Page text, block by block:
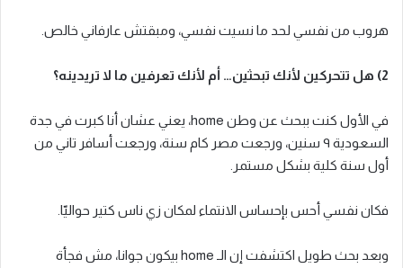
هروب من نفسي لحد ما نسيت نفسي، ومبقتش عارفاني خالص.
2) هل تتحركين لأنك تبحثين… أم لأنك تعرفين ما لا تريدينه؟
في الأول كنت ببحث عن وطن home، يعني عشان أنا كبرت في جدة
السعودية ٩ سنين، ورجعت مصر كام سنة، ورجعت أسافر تاني من
أول سنة كلية بشكل مستمر.
فكان نفسي أحس بإحساس الانتماء لمكان زي ناس كتير حواليّا.
وبعد بحث طويل اكتشفت إن الـ home بيكون جوانا، مش فجأة